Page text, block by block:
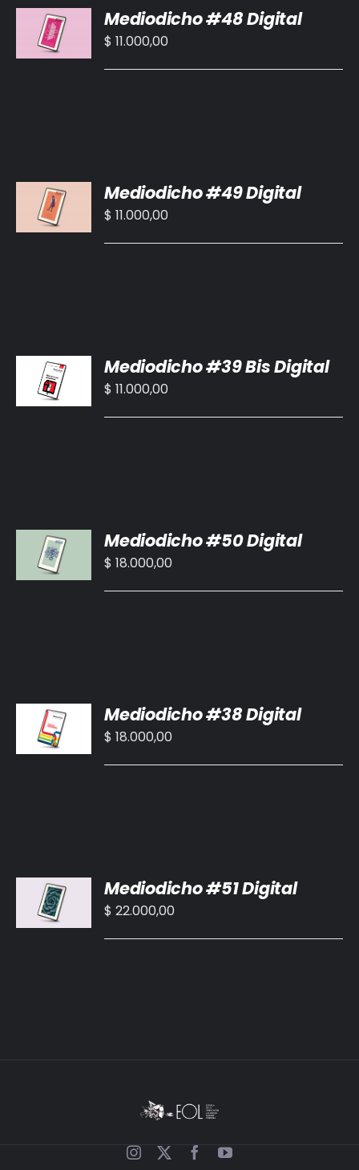
AL
CARRITO
/
Mediodicho #48 Digital
$ 11.000,00
AL
CARRITO
/
Mediodicho #49 Digital
$ 11.000,00
AL
CARRITO
/
Mediodicho #39 Bis Digital
$ 11.000,00
AL
CARRITO
/
Mediodicho #50 Digital
$ 18.000,00
AL
CARRITO
/
Mediodicho #38 Digital
$ 18.000,00
AL
CARRITO
/
Mediodicho #51 Digital
$ 22.000,00